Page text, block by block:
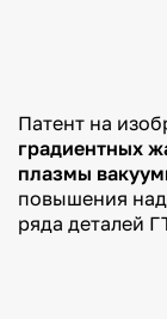
Патент на
градиентных
плазмы
повышения
ряда деталей
Сайт